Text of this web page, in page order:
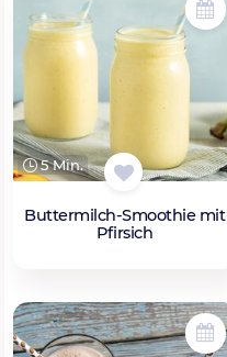
5 Min.
Buttermilch-Smoothie mit
Pfirsich